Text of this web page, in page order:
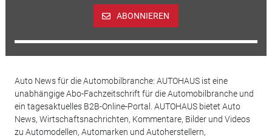
ABONNIEREN
Auto News für die Automobilbranche: AUTOHAUS ist eine
unabhängige Abo-Fachzeitschrift für die Automobilbranche und
ein tagesaktuelles B2B-Online-Portal. AUTOHAUS bietet Auto
News, Wirtschaftsnachrichten, Kommentare, Bilder und Videos
zu Automodellen, Automarken und Autoherstellern,